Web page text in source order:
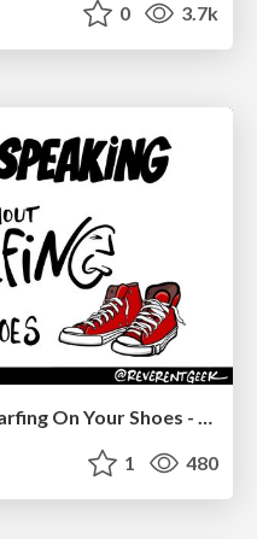
0 3.7k
Public Speaking Without Barfing On Your Shoes - THAT 2023
1 480